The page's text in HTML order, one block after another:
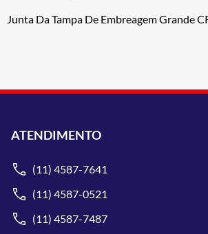
Junta Da Tampa De Embreagem Grande
ATENDIMENTO
(11) 4587-7641
(11) 4587-0521
(11) 4587-7487